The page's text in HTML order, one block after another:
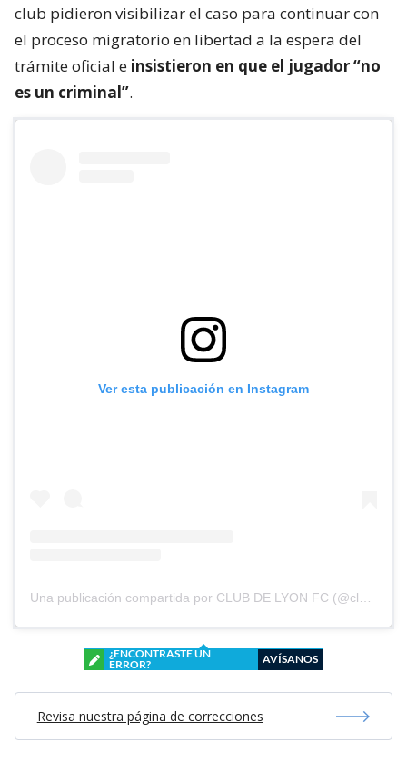
club pidieron visibilizar el caso para continuar con
el proceso migratorio en libertad a la espera del
trámite oficial e insistieron en que el jugador “no
es un criminal”.
Ver esta publicación en Instagram
¿ENCONTRASTE UN
ERROR?
AVÍSANOS
Revisa nuestra página de correcciones